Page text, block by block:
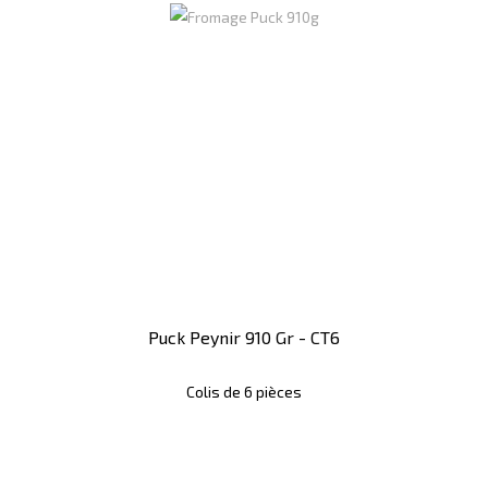
Puck Peynir 910 Gr - CT6
Colis de 6 pièces